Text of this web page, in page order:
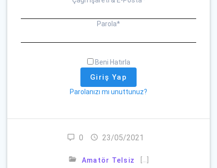
Parola*
Beni Hatırla
Parolanızı mı unuttunuz?
0 23/05/2021
Amatör Telsiz